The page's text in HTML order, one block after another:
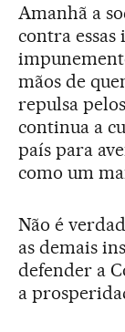
Amanhã a
contra
mãos de
repulsa
continua a
país para
como um
Não é
as demais
defender a
a